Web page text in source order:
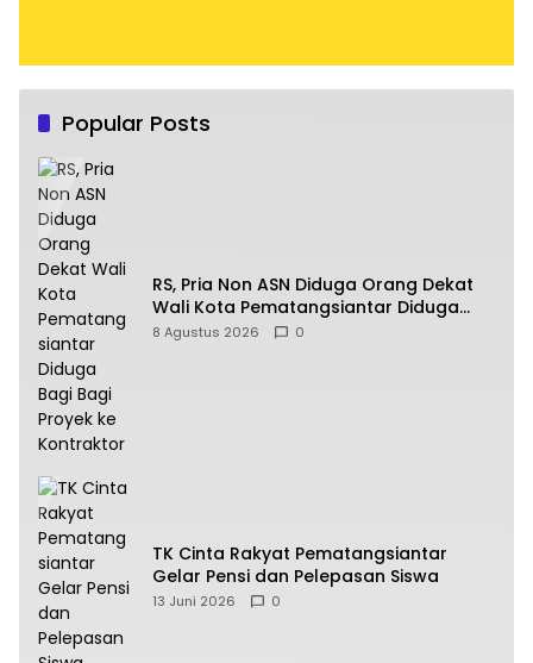
Popular Posts
RS, Pria Non ASN Diduga Orang Dekat
Wali Kota Pematangsiantar Diduga
Bagi Bagi Proyek ke Kontraktor
8 Agustus 2026 0
TK Cinta Rakyat Pematangsiantar
Gelar Pensi dan Pelepasan Siswa
13 Juni 2026 0